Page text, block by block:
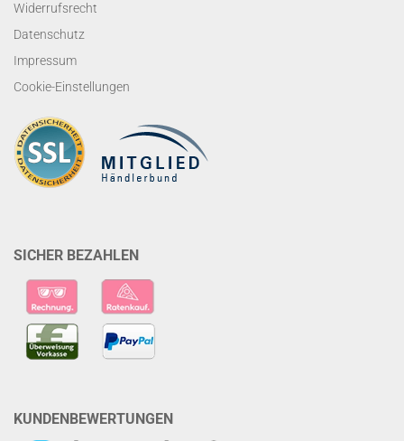
Widerrufsrecht
Datenschutz
Impressum
Cookie-Einstellungen
SICHER BEZAHLEN
KUNDENBEWERTUNGEN